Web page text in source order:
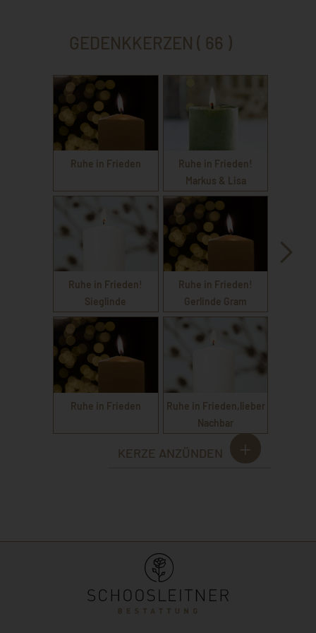
GEDENKKERZEN ( 66 )
Ruhe in Frieden
Ruhe in Frieden!
Markus & Lisa
Ruhe in Frieden!
Sieglinde
Ruhe in Frieden!
Gerlinde Gram
Ruhe in Frieden
Ruhe in Frieden,lieber
Nachbar
KERZE ANZÜNDEN